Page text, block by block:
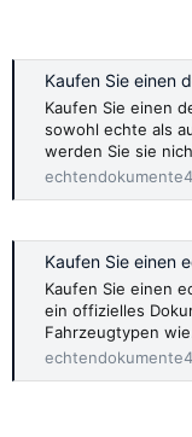
Kaufen Sie einen
Kaufen Sie einen
sowohl echte als
werden Sie sie
Kaufen Sie einen
Kaufen Sie einen
ein offizielles
Fahrzeugtypen